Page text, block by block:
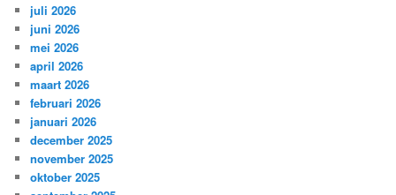
juli 2026
juni 2026
mei 2026
april 2026
maart 2026
februari 2026
januari 2026
december 2025
november 2025
oktober 2025